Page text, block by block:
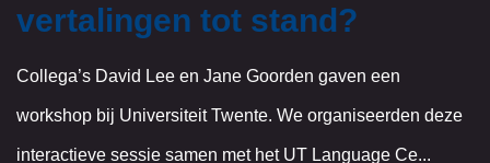
vertalingen tot stand?
Collega’s David Lee en Jane Goorden gaven een
workshop bij Universiteit Twente. We organiseerden deze
interactieve sessie samen met het UT Language Ce...